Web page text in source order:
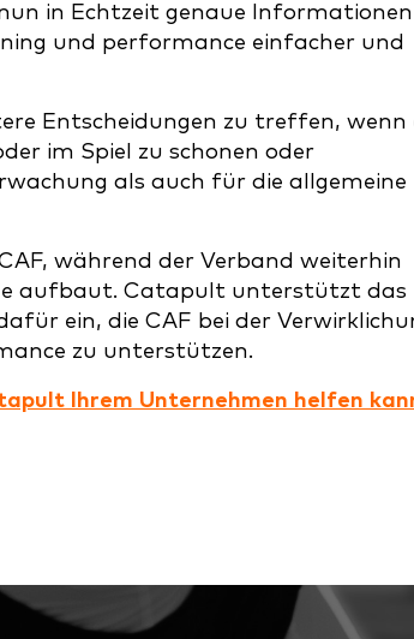
in Echtzeit genaue Informationen
und performance einfacher und
Entscheidungen zu treffen, wenn
im Spiel zu schonen oder
als auch für die allgemeine
während der Verband weiterhin
aufbaut. Catapult unterstützt das
ein, die CAF bei der
zu unterstützen.
Ihrem Unternehmen helfen